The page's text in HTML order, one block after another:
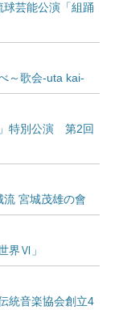
芸能公演「組踊
～歌会-uta kai-
特別公演 第2回
宮城茂雄の會
界Ⅵ」
統音楽協会創立4